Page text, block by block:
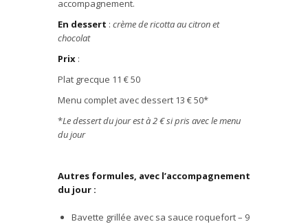
accompagnement.
En dessert : crème de ricotta au citron et
chocolat
Prix :
Plat grecque 11 €50
Menu complet avec dessert 13 €50*
*Le dessert du jour està2€ si pris avec le menu
du jour
Autres formules, avec l’accompagnement
du jour :
Bavette grillée avec sa sauce roquefort – 9